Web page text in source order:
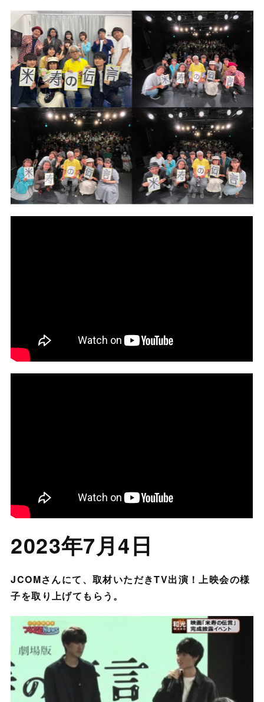
2023年7月4日
JCOMさんにて、取材いただきTV出演！上映会の様
子を取り上げてもらう。